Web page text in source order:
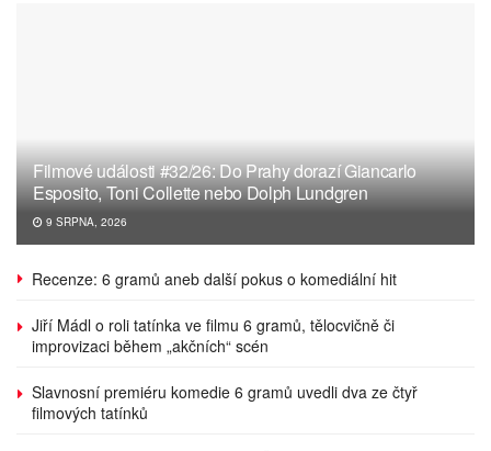
Filmové události #32/26: Do Prahy dorazí Giancarlo
Esposito, Toni Collette nebo Dolph Lundgren
9 SRPNA, 2026
Recenze: 6 gramů aneb další pokus o komediální hit
Jiří Mádl o roli tatínka ve filmu 6 gramů, tělocvičně či
improvizaci během „akčních“ scén
Slavnosní premiéru komedie 6 gramů uvedli dva ze čtyř
filmových tatínků